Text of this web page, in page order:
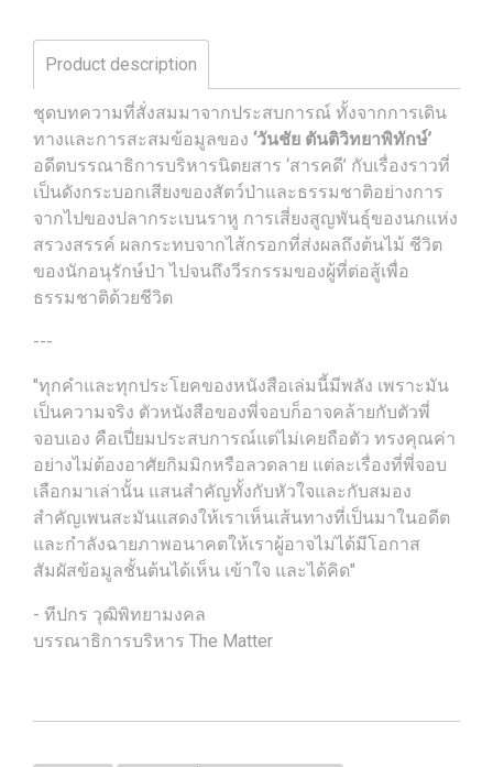
Product description
ชุดบทความที่สั่งสมมาจากประสบการณ์ ทั้งจากการเดิน
ทางและการสะสมข้อมูลของ ‘วันชัย ตันติวิทยาพิทักษ์’
อดีตบรรณาธิการบริหารนิตยสาร ‘สารคดี’ กับเรื่องราวที่
เป็นดังกระบอกเสียงของสัตว์ป่าและธรรมชาติอย่างการ
จากไปของปลากระเบนราหู การเสี่ยงสูญพันธุ์ของนกแห่ง
สรวงสรรค์ ผลกระทบจากไส้กรอกที่ส่งผลถึงต้นไม้ ชีวิต
ของนักอนุรักษ์ป่า ไปจนถึงวีรกรรมของผู้ที่ต่อสู้เพื่อ
ธรรมชาติด้วยชีวิต
---
"ทุกคำและทุกประโยคของหนังสือเล่มนี้มีพลัง เพราะมัน
เป็นความจริง ตัวหนังสือของพี่จอบก็อาจคล้ายกับตัวพี่
จอบเอง คือเปี่ยมประสบการณ์แต่ไม่เคยถือตัว ทรงคุณค่า
อย่างไม่ต้องอาศัยกิมมิกหรือลวดลาย แต่ละเรื่องที่พี่จอบ
เลือกมาเล่านั้น แสนสำคัญทั้งกับหัวใจและกับสมอง
สำคัญเพนสะมันแสดงให้เราเห็นเส้นทางที่เป็นมาในอดีต
และกำลังฉายภาพอนาคตให้เราผู้อาจไม่ได้มีโอกาส
สัมผัสข้อมูลชั้นต้นได้เห็น เข้าใจ และได้คิด"
- ทีปกร วุฒิพิทยามงคล
บรรณาธิการบริหาร The Matter